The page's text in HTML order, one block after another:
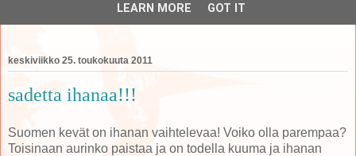
perheen tempauksia äidin näkökulmasta käsittelevä blogi
keskiviikko 25. toukokuuta 2011
sadetta ihanaa!!!
Suomen kevät on ihanan vaihtelevaa! Voiko olla parempaa?
Toisinaan aurinko paistaa ja on todella kuuma ja ihanan
LEARN MORE GOT IT